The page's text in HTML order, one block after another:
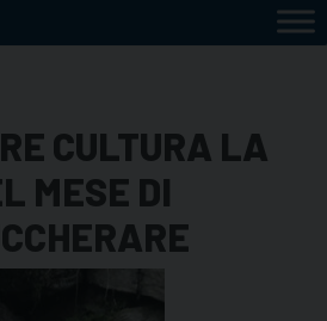
CULTURA LA
MESE DI